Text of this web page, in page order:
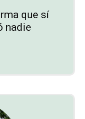
que sí
nadie